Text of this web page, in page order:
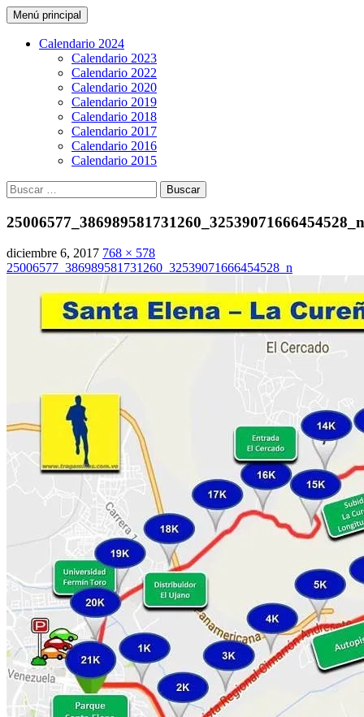
CarreraPro Venezuela
Buscar
Menú principal Saltar
al
contenido
Calendario 2024
Calendario 2023
Calendario 2022
Calendario 2020
Calendario 2019
Calendario 2018
Calendario 2017
Calendario 2016
Calendario 2015
Buscar:
25006577_386989581731260_32539071666454528_n
diciembre 6, 2017 768 × 578
25006577_386989581731260_32539071666454528_n